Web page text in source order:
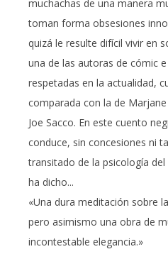
muchachas de una manera
toman forma obsesiones
quizá le resulte difícil vivir en
una de las autoras de cómic
respetadas en la actualidad,
comparada con la de
Joe Sacco. En este cuento
conduce, sin concesiones ni
transitado de la psicología
ha dicho...
«Una dura meditación sobre
pero asimismo una obra de
incontestable elegancia.»